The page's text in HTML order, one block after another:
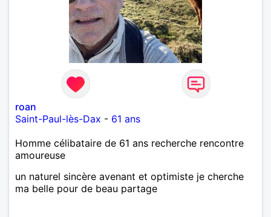
roan
Saint-Paul-lès-Dax - 61 ans
Homme célibataire de 61 ans recherche rencontre
amoureuse
un naturel sincère avenant et optimiste je cherche
ma belle pour de beau partage